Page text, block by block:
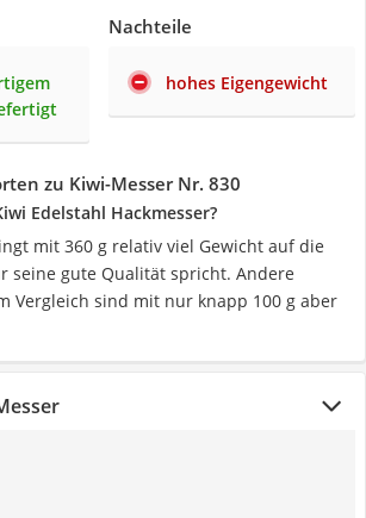
Nachteile
hohes Eigengewicht
zu Kiwi-Messer Nr. 830
Edelstahl Hackmesser?
mit 360 g relativ viel Gewicht auf die
seine gute Qualität spricht. Andere
Vergleich sind mit nur knapp 100 g aber